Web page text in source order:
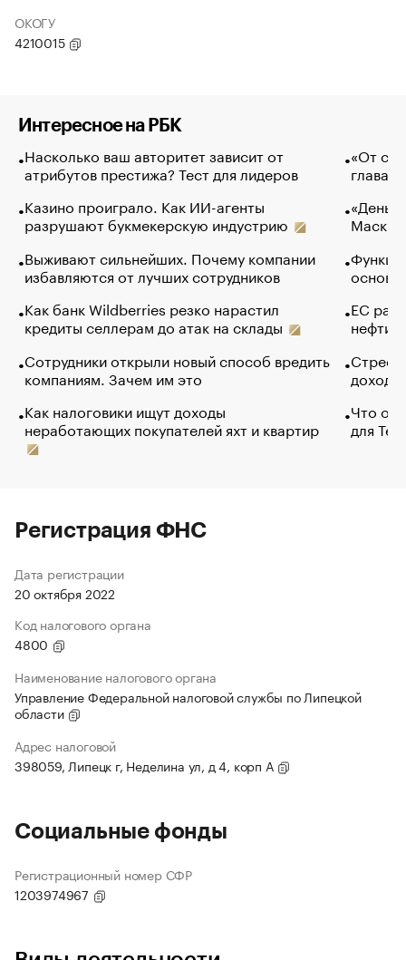
ОКОГУ
4210015
Интересное на РБК
Насколько ваш авторитет зависит от
атрибутов престижа? Тест для лидеров
Казино проиграло. Как ИИ-агенты
разрушают букмекерскую индустрию
Выживают сильнейших. Почему компании
избавляются от лучших сотрудников
Как банк Wildberries резко нарастил
кредиты селлерам до атак на склады
Сотрудники открыли новый способ вредить
компаниям. Зачем им это
Как налоговики ищут доходы
неработающих покупателей яхт и квартир
«От
глава
Маск в
основ
ЕС
нефти
Что
для
Регистрация ФНС
Дата регистрации
20 октября 2022
Код налогового органа
4800
Наименование налогового органа
Управление Федеральной налоговой службы по Липецкой
области
Адрес налоговой
398059, Липецк г, Неделина ул, д 4, корп А
Социальные фонды
Регистрационный номер СФР
1203974967